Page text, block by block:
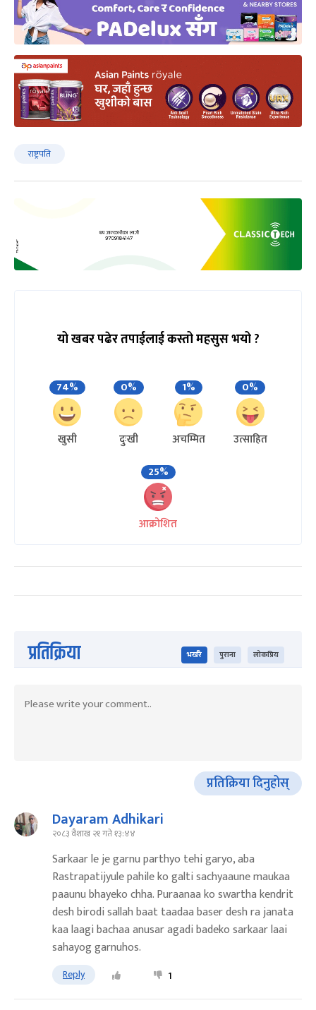
राष्ट्रपति
यो खबर पढेर तपाईलाई कस्तो महसुस भयो ?
74%
खुसी
0%
दुःखी
1%
अचम्मित
0%
उत्साहित
25%
आक्रोशित
प्रतिक्रिया भर्खरै पुराना लोकप्रिय
प्रतिक्रिया दिनुहोस्
Dayaram Adhikari
२०८३ वैशाख २१ गते १३:४४
Sarkaar le je garnu parthyo tehi garyo, aba
Rastrapatijyule pahile ko galti sachyaaune maukaa
paaunu bhayeko chha. Puraanaa ko swartha kendrit
desh birodi sallah baat taadaa baser desh ra janata
kaa laagi bachaa anusar agadi badeko sarkaar laai
sahayog garnuhos.
Reply 1